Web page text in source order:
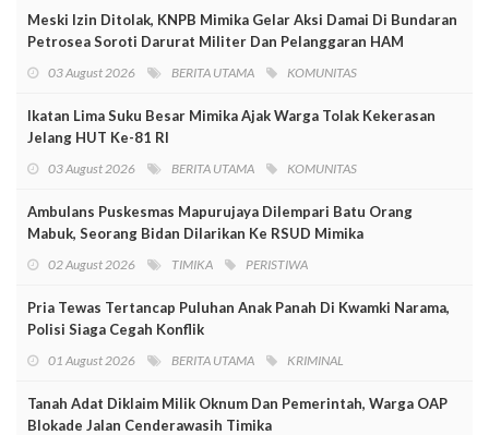
Meski Izin Ditolak, KNPB Mimika Gelar Aksi Damai Di Bundaran
Petrosea Soroti Darurat Militer Dan Pelanggaran HAM
03 August 2026 BERITA UTAMA KOMUNITAS
Ikatan Lima Suku Besar Mimika Ajak Warga Tolak Kekerasan
Jelang HUT Ke-81 RI
03 August 2026 BERITA UTAMA KOMUNITAS
Ambulans Puskesmas Mapurujaya Dilempari Batu Orang
Mabuk, Seorang Bidan Dilarikan Ke RSUD Mimika
02 August 2026 TIMIKA PERISTIWA
Pria Tewas Tertancap Puluhan Anak Panah Di Kwamki Narama,
Polisi Siaga Cegah Konflik
01 August 2026 BERITA UTAMA KRIMINAL
Tanah Adat Diklaim Milik Oknum Dan Pemerintah, Warga OAP
Blokade Jalan Cenderawasih Timika